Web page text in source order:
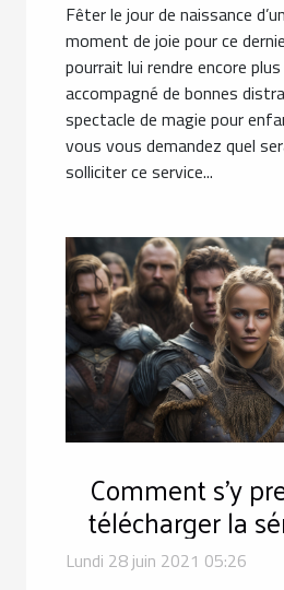
Fêter le jour de naissance
moment de joie pour ce
pourrait lui rendre encore
accompagné de bonnes
spectacle de magie pour
vous vous demandez quel
solliciter ce service...
Comment s'y
télécharger la
saison 6
Lundi 28 juin 2021 05:26